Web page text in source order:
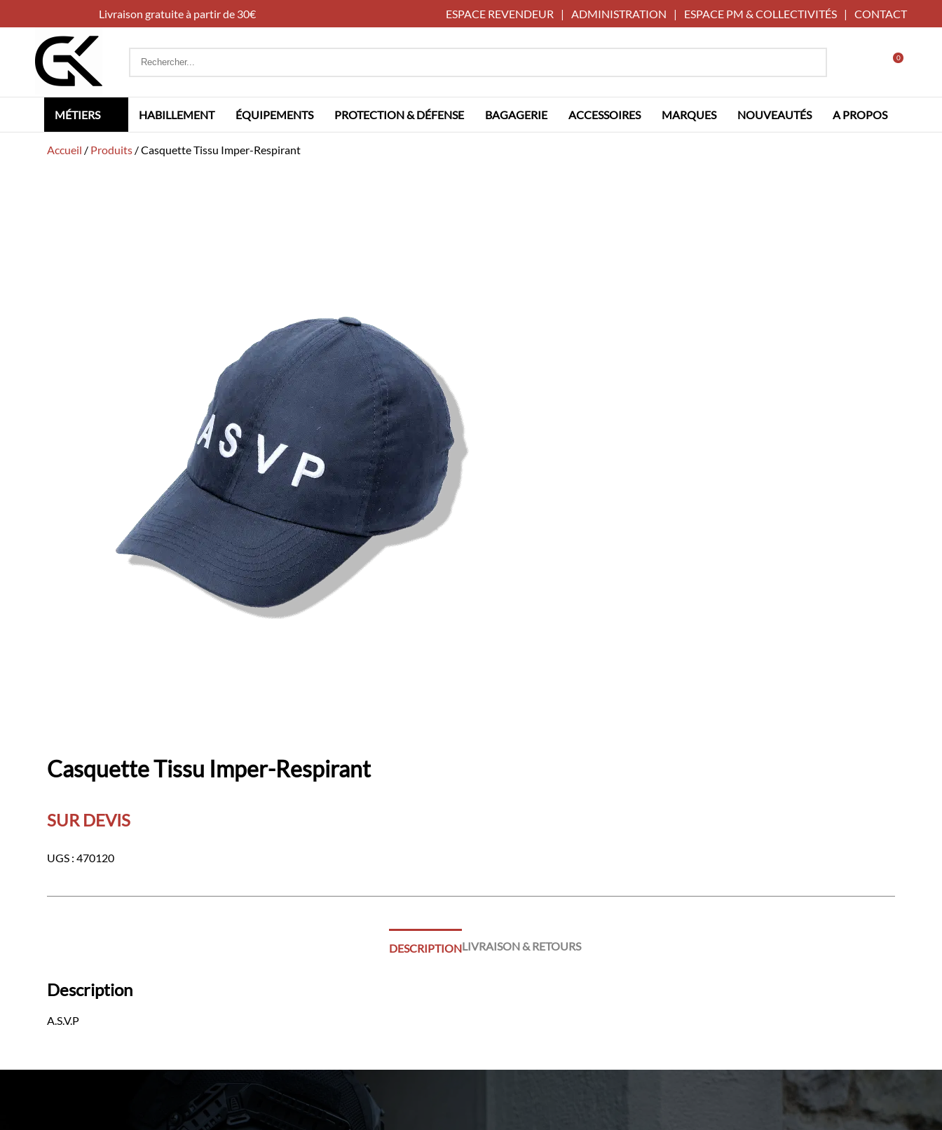
Livraison gratuite à partir de 30€ ESPACE REVENDEUR | ADMINISTRATION | ESPACE PM & COLLECTIVITÉS | CONTACT
Rechercher
0
MÉTIERS HABILLEMENT ÉQUIPEMENTS PROTECTION & DÉFENSE BAGAGERIE ACCESSOIRES MARQUES NOUVEAUTÉS A PROPOS
Accueil / Produits /Casquette Tissu Imper-Respirant
Casquette Tissu Imper-Respirant
SUR DEVIS
UGS :470120
DESCRIPTIONLIVRAISON & RETOURS
Description
A.S.V.P